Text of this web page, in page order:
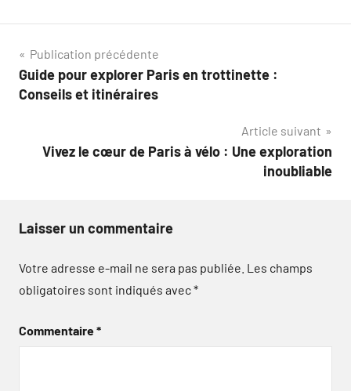
Navigation
de
Publication précédente
Guide pour explorer Paris en trottinette :
Conseils et itinéraires
Article suivant
Vivez le cœur de Paris à vélo : Une exploration
inoubliable
Laisser un commentaire
Votre adresse e-mail ne sera pas publiée. Les champs
obligatoires sont indiqués avec*
Commentaire*